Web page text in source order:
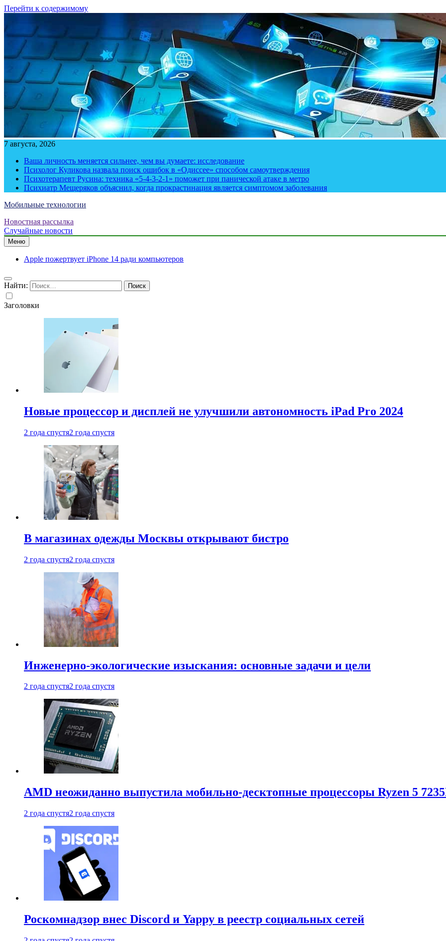
Перейти к содержимому
7 августа, 2026
Ваша личность меняется сильнее, чем вы думаете: исследование
Психолог Куликова назвала поиск ошибок в «Одиссее» способом самоутверждения
Психотерапевт Русина: техника «5-4-3-2-1» поможет при панической атаке в метро
Психиатр Мещеряков объяснил, когда прокрастинация является симптомом заболевания
Мобильные технологии
Новостная рассылка
Случайные новости
Меню
Apple пожертвует iPhone 14 ради компьютеров
Найти:
Заголовки
Новые процессор и дисплей не улучшили автономность iPad Pro 2024
2 года спустя2 года спустя
В магазинах одежды Москвы открывают бистро
2 года спустя2 года спустя
Инженерно-экологические изыскания: основные задачи и цели
2 года спустя2 года спустя
AMD неожиданно выпустила мобильно-десктопные процессоры Ryzen 5
2 года спустя2 года спустя
Роскомнадзор внес Discord и Yappy в реестр социальных сетей